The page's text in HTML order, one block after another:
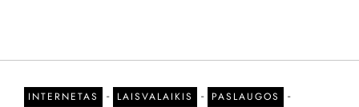
INTERNETAS - LAISVALAIKIS - PASLAUGOS -